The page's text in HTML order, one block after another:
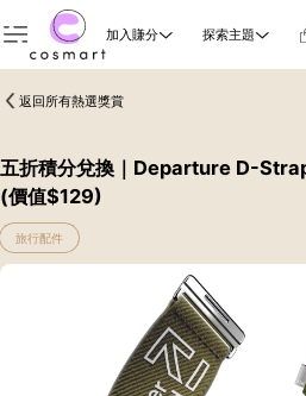
加入賺分 探索主題
返回所有熱選獎賞
五折積分兌換｜Departure D-
(價值$129)
旅行配件